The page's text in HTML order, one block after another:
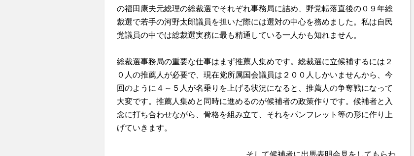
の福田康夫元総理の総裁選でそれぞれ事務局に詰め、野党転落直後の０９年総
裁選で若手の河野太郎議員を担いだ際には選対の中心を務めました。私は自民
党議員の中では総裁選実務に最も精通している一人かも知れません。
総裁選事務局の重要な仕事はまず推薦人集めです。総裁選に立候補するには２
０人の推薦人が必要で、現在党所属国会議員は２００人しかいませんから、今
回のように４～５人が名乗りを上げる状況になると、推薦人の争奪戦になって
大変です。推薦人集めと同時に進めるのが候補者の政策作りです。候補者と入
念に打ち合わせながら、骨格を組み立て、それをパンフレット等の形に作り上
げていきます。
そして候補者に出馬表明会見をしてもらわ